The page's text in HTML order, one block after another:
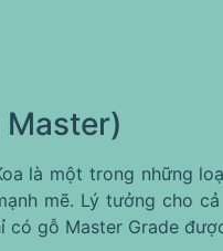
Master)
là một trong những
mẽ. Lý tưởng cho
có gỗ Master Grade